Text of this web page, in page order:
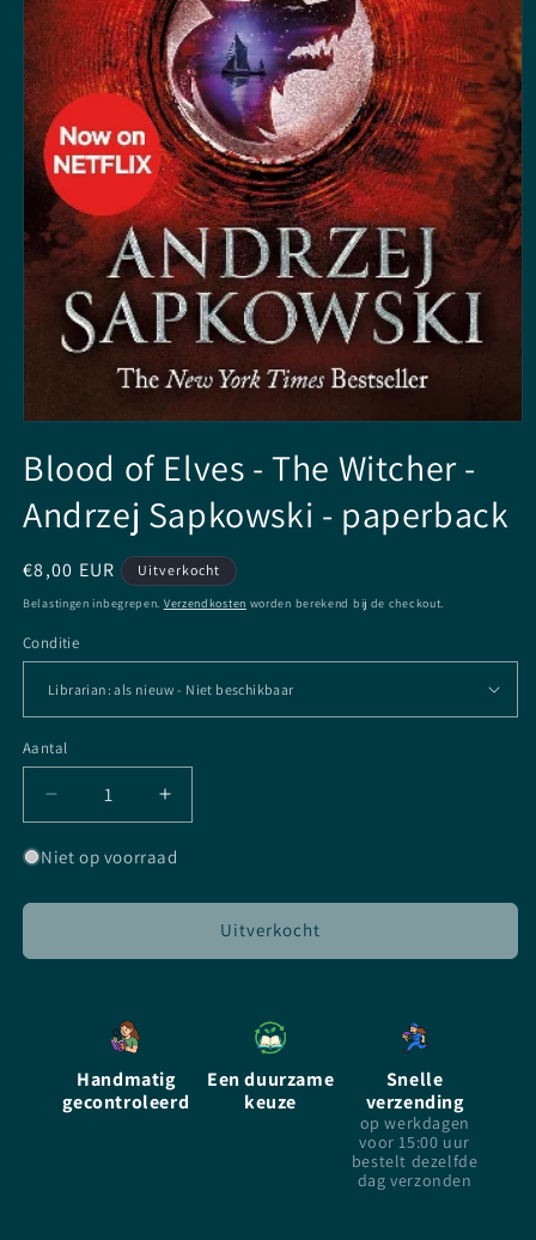
openen
in
modaal
Blood of Elves - The Witcher -
Andrzej Sapkowski - paperback
Normale
prijs
€8,00 EUR Uitverkocht
Belastingen inbegrepen. Verzendkosten worden berekend bij de checkout.
Conditie
Aantal
Aantal
Aantal
verlagen
voor
of
-
Andrzej
Sapkowski
Aantal
verhogen
voor
of
-
Sapkowski
-
Niet op voorraad
Uitverkocht
Handmatig
gecontroleerd
Een duurzame
keuze
Snelle
verzending
op werkdagen
voor 15:00 uur
bestelt dezelfde
dag verzonden